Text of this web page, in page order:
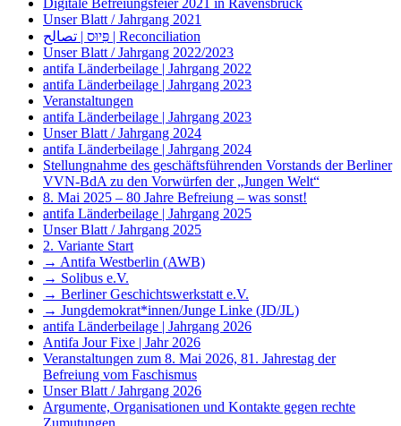
Unser Blatt / Jahrgang 2021
פִּיוּס | تصالح | Reconciliation
Unser Blatt / Jahrgang 2022/2023
antifa Länderbeilage | Jahrgang 2022
antifa Länderbeilage | Jahrgang 2023
Veranstaltungen
antifa Länderbeilage | Jahrgang 2023
Unser Blatt / Jahrgang 2024
antifa Länderbeilage | Jahrgang 2024
Stellungnahme des geschäftsführenden Vorstands der Berliner
VVN-BdA zu den Vorwürfen der „Jungen Welt“
8. Mai 2025 – 80 Jahre Befreiung – was sonst!
antifa Länderbeilage | Jahrgang 2025
Unser Blatt / Jahrgang 2025
2. Variante Start
→ Antifa Westberlin (AWB)
→ Solibus e.V.
→ Berliner Geschichtswerkstatt e.V.
→ Jungdemokrat*innen/Junge Linke (JD/JL)
antifa Länderbeilage | Jahrgang 2026
Antifa Jour Fixe | Jahr 2026
Veranstaltungen zum 8. Mai 2026, 81. Jahrestag der
Befreiung vom Faschismus
Unser Blatt / Jahrgang 2026
Argumente, Organisationen und Kontakte gegen rechte
Zumutungen